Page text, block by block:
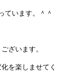
ています。＾＾
ざいます。
を楽しませてく